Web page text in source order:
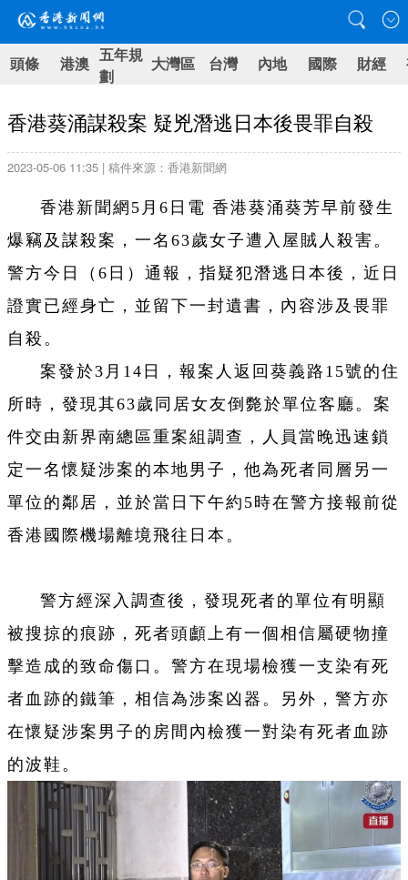
頭條 港澳 五年規
劃
大灣區 台灣 內地 國際 財經
香港葵涌謀殺案 疑兇潛逃日本後畏罪自殺
2023-05-06 11:35 | 稿件來源：香港新聞網
香港新聞網5月6日電 香港葵涌葵芳早前發生
爆竊及謀殺案，一名63歲女子遭入屋賊人殺害。
警方今日（6日）通報，指疑犯潛逃日本後，近日
證實已經身亡，並留下一封遺書，內容涉及畏罪
自殺。
案發於3月14日，報案人返回葵義路15號的住
所時，發現其63歲同居女友倒斃於單位客廳。案
件交由新界南總區重案組調查，人員當晚迅速鎖
定一名懷疑涉案的本地男子，他為死者同層另一
單位的鄰居，並於當日下午約5時在警方接報前從
香港國際機場離境飛往日本。
警方經深入調查後，發現死者的單位有明顯
被搜掠的痕跡，死者頭顱上有一個相信屬硬物撞
擊造成的致命傷口。警方在現場檢獲一支染有死
者血跡的鐵筆，相信為涉案凶器。另外，警方亦
在懷疑涉案男子的房間內檢獲一對染有死者血跡
的波鞋。